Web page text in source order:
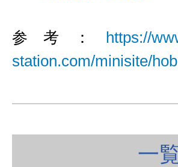
参 考 ： https://
station.com/minisite/
一